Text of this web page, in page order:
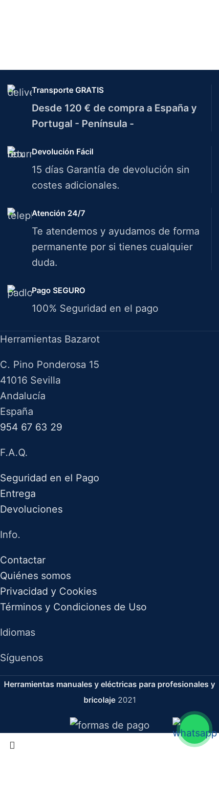
Transporte GRATIS
Desde 120 € de compra a España y
Portugal - Península -
Devolución Fácil
15 días Garantía de devolución sin
costes adicionales.
Atención 24/7
Te atendemos y ayudamos de forma
permanente por si tienes cualquier
duda.
Pago SEGURO
100% Seguridad en el pago
Herramientas Bazarot
C. Pino Ponderosa 15
41016 Sevilla
Andalucía
España
954 67 63 29
F.A.Q.
Seguridad en el Pago
Entrega
Devoluciones
Info.
Contactar
Quiénes somos
Privacidad y Cookies
Términos y Condiciones de Uso
Idiomas
Síguenos
Herramientas manuales y eléctricas para profesionales y
bricolaje 2021